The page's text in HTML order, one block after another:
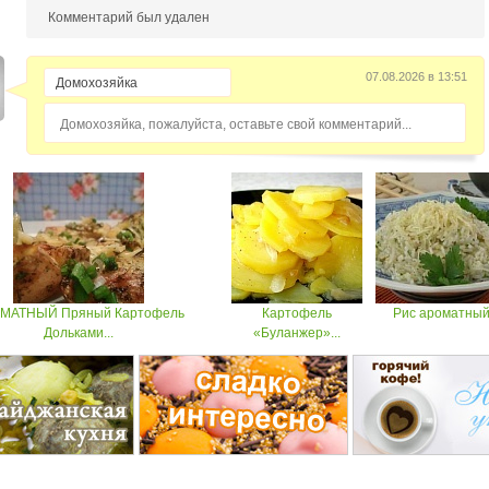
Комментарий был удален
07.08.2026 в 13:51
Домохозяйка, пожалуйста, оставьте свой комментарий...
Пряный Картофель
Дольками...
Картофель
«Буланжер»...
Рис ароматный